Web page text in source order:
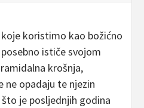
koristimo kao božićno
ističe svojom
krošnja,
ne opadaju te njezin
je posljednjih godina